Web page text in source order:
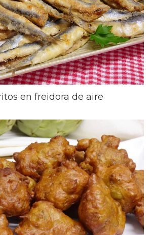
en freidora de aire